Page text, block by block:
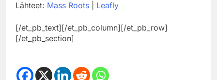
Lähteet: Mass Roots Leafly
[/et_pb_text][/et_pb_column][/et_pb_row]
[/et_pb_section]